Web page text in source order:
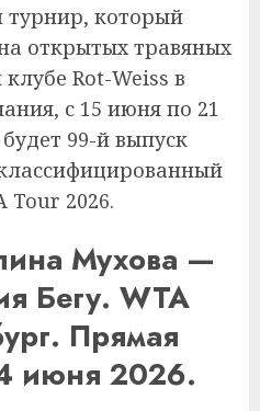
турнир, который
открытых травяных
Rot-Weiss в
с 15 июня по 21
99-й выпуск
Tour 2026.
Мухова —
Бегу. WTA
Прямая
июня 2026.